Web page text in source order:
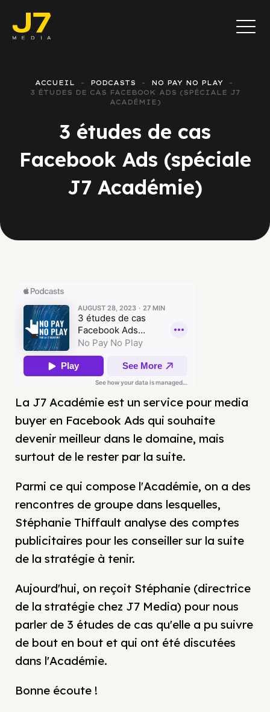
ACCUEIL PODCASTS
NO PAY NO PLAY
3 ÉTUDES DE CAS FACEBOOK ADS (SPÉCIALE J7
ACADÉMIE)
3 études de cas
Facebook Ads (spéciale
J7 Académie)
La J7 Académie est un service pour media
buyer en Facebook Ads qui souhaite
devenir meilleur dans le domaine, mais
surtout de le rester par la suite.
Parmi ce qui compose l'Académie, on a des
rencontres de groupe dans lesquelles,
Stéphanie Thiffault analyse des comptes
publicitaires pour les conseiller sur la suite
de la stratégie à tenir.
Aujourd'hui, on reçoit Stéphanie (directrice
de la stratégie chez J7 Media) pour nous
parler de 3 études de cas qu'elle a pu suivre
de bout en bout et qui ont été discutées
dans l'Académie.
Bonne écoute !